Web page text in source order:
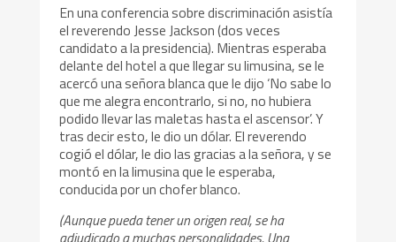
En una conferencia sobre discriminación asistía
el reverendo Jesse Jackson (dos veces
candidato a la presidencia). Mientras esperaba
delante del hotel a que llegar su limusina, se le
acercó una señora blanca que le dijo ‘No sabe lo
que me alegra encontrarlo, si no, no hubiera
podido llevar las maletas hasta el ascensor’. Y
tras decir esto, le dio un dólar. El reverendo
cogió el dólar, le dio las gracias a la señora, y se
montó en la limusina que le esperaba,
conducida por un chofer blanco.
(Aunque pueda tener un origen real, se ha